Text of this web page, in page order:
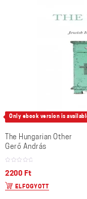
Only ebook version is
The Hungarian Other
Gerő András
2200 Ft
ELFOGYOTT